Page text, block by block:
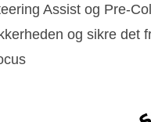
Assist og Pre-
og sikre det